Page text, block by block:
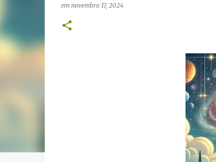
em novembro 17, 2024